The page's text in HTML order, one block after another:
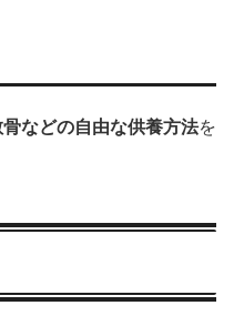
などの自由な供養方法を